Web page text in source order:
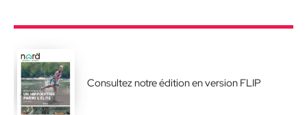
Consultez notre édition en version FLIP